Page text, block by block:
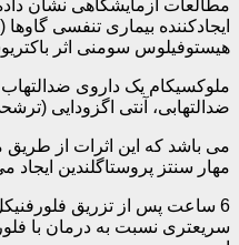
مطالعات آزمایشگاهی نشان
هیستوفیلوس سومنی اثر
ضدالتهابی، آنتی اگزودایی
می باشد که این اثرات از طریق
مهار سنتز پروستاگلندین ایجاد
6 ساعت پس از تزریق
سریعتری نسبت به درمان با